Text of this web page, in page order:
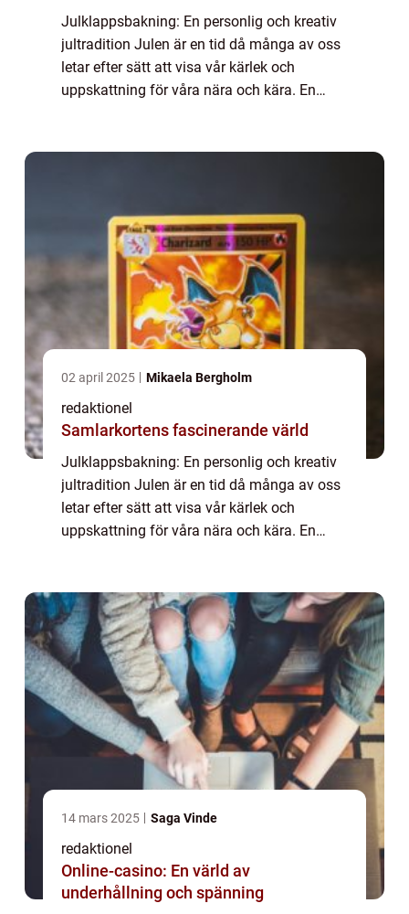
Julklappsbakning: En personlig och kreativ
jultradition Julen är en tid då många av oss
letar efter sätt att visa vår kärlek och
uppskattning för våra nära och kära. En
02 april 2025 Mikaela Bergholm
redaktionel
Samlarkortens fascinerande värld
Julklappsbakning: En personlig och kreativ
jultradition Julen är en tid då många av oss
letar efter sätt att visa vår kärlek och
uppskattning för våra nära och kära. En
14 mars 2025 Saga Vinde
redaktionel
Online-casino: En värld av
underhållning och spänning